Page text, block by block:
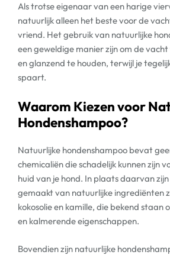
Als trotse eigenaar van een harige
natuurlijk alleen het beste voor de
vriend. Het gebruik van natuurlijke
een geweldige manier zijn om de
en glanzend te houden, terwijl je
spaart.
Waarom Kiezen voor
Hondenshampoo?
Natuurlijke hondenshampoo bevat
chemicaliën die schadelijk kunnen zijn
huid van je hond. In plaats daarvan
gemaakt van natuurlijke ingrediënten
kokosolie en kamille, die bekend staan
en kalmerende eigenschappen.
Bovendien zijn natuurlijke